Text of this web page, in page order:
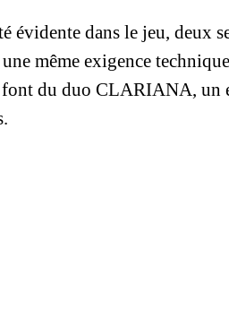
évidente dans le jeu, deux
même exigence
du duo CLARIANA, un